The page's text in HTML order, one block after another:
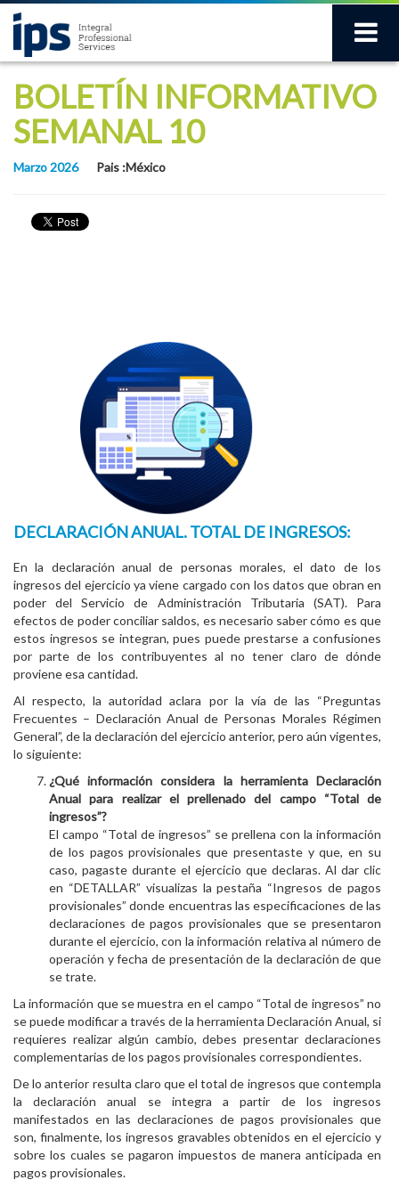
BOLETÍN INFORMATIVO
SEMANAL 10
Marzo 2026 Pais :México
DECLARACIÓN ANUAL. TOTAL DE INGRESOS:
En la declaración anual de personas morales, el dato de los
ingresos del ejercicio ya viene cargado con los datos que obran en
poder del Servicio de Administración Tributaria (SAT). Para
efectos de poder conciliar saldos, es necesario saber cómo es que
estos ingresos se integran, pues puede prestarse a confusiones
por parte de los contribuyentes al no tener claro de dónde
proviene esa cantidad.
Al respecto, la autoridad aclara por la vía de las “Preguntas
Frecuentes – Declaración Anual de Personas Morales Régimen
General”, de la declaración del ejercicio anterior, pero aún vigentes,
lo siguiente:
¿Qué información considera la herramienta Declaración
Anual para realizar el prellenado del campo “Total de
ingresos”?
El campo “Total de ingresos” se prellena con la información
de los pagos provisionales que presentaste y que, en su
caso, pagaste durante el ejercicio que declaras. Al dar clic
en “DETALLAR” visualizas la pestaña “Ingresos de pagos
provisionales” donde encuentras las especificaciones de las
declaraciones de pagos provisionales que se presentaron
durante el ejercicio, con la información relativa al número de
operación y fecha de presentación de la declaración de que
se trate.
La información que se muestra en el campo “Total de ingresos” no
se puede modificar a través de la herramienta Declaración Anual, si
requieres realizar algún cambio, debes presentar declaraciones
complementarias de los pagos provisionales correspondientes.
De lo anterior resulta claro que el total de ingresos que contempla
la declaración anual se integra a partir de los ingresos
manifestados en las declaraciones de pagos provisionales que
son, finalmente, los ingresos gravables obtenidos en el ejercicio y
sobre los cuales se pagaron impuestos de manera anticipada en
pagos provisionales.